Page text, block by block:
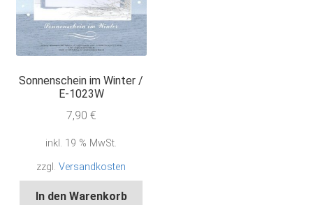
Sonnenschein im Winter /
E-1023W
7,90 €
inkl. 19 % MwSt.
zzgl.Versandkosten
In den Warenkorb